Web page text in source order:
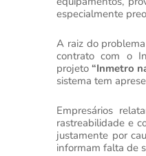
especialmente
A raiz do
contrato com o
projeto “Inmetro
sistema tem
Empresários
rastreabilidade e
justamente por
informam falta de